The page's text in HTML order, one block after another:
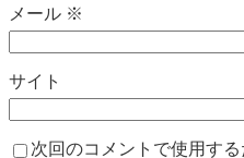
メール ※
サイト
次回のコメントで使用す